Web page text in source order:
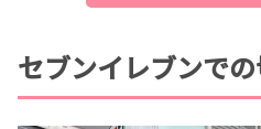
セブンイレブンで